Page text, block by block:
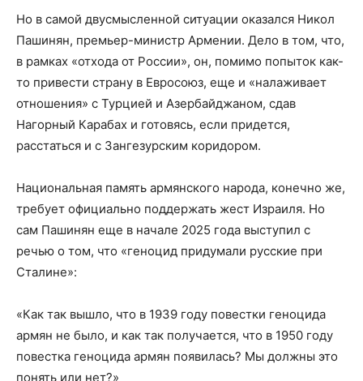
Но в самой двусмысленной ситуации оказался Никол
Пашинян, премьер-министр Армении. Дело в том, что,
в рамках «отхода от России», он, помимо попыток как-
то привести страну в Евросоюз, еще и «налаживает
отношения» с Турцией и Азербайджаном, сдав
Нагорный Карабах и готовясь, если придется,
расстаться и с Зангезурским коридором.
Национальная память армянского народа, конечно же,
требует официально поддержать жест Израиля. Но
сам Пашинян еще в начале 2025 года выступил с
речью о том, что «геноцид придумали русские при
Сталине»:
«Как так вышло, что в 1939 году повестки геноцида
армян не было, и как так получается, что в 1950 году
повестка геноцида армян появилась? Мы должны это
понять или нет?»